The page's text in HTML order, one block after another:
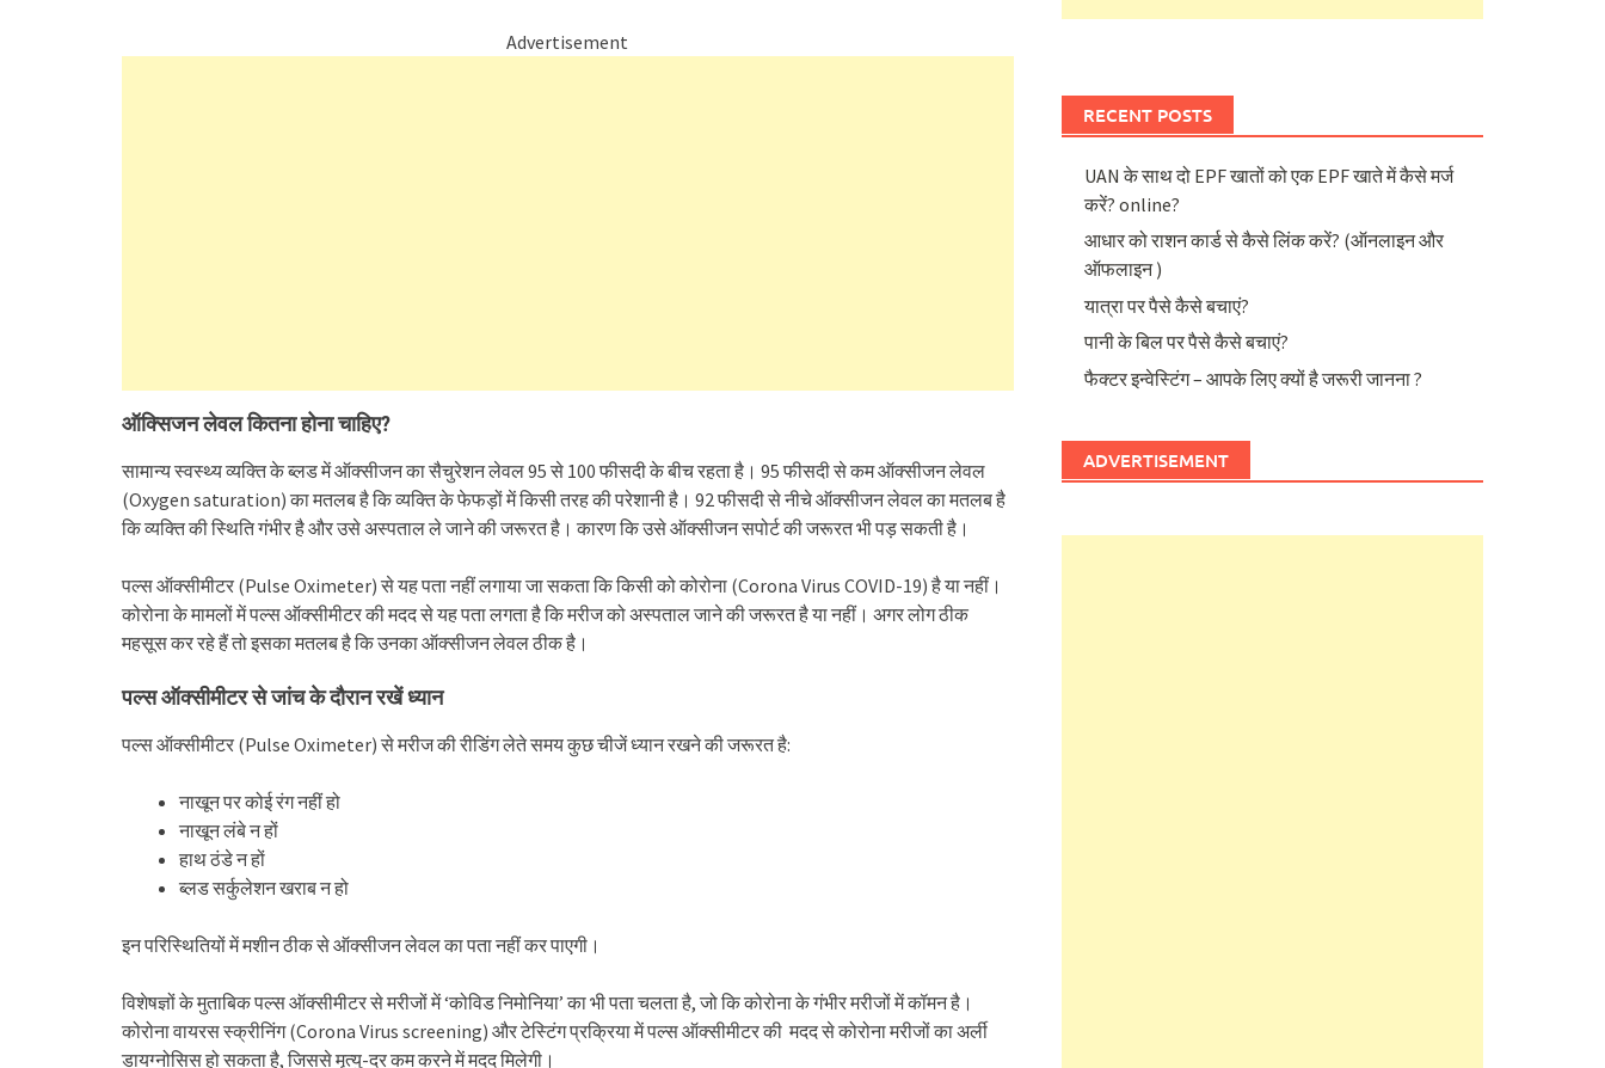
Advertisement
ऑक्सिजन लेवल कितना होना चाहिए?
सामान्य स्वस्थ्य व्यक्ति के ब्लड में ऑक्सीजन का सैचुरेशन लेवल 95 से 100 फीसदी के बीच रहता है। 95 फीसदी से कम ऑक्सीजन लेवल
(Oxygen saturation) का मतलब है कि व्यक्ति के फेफड़ों में किसी तरह की परेशानी है। 92 फीसदी से नीचे ऑक्सीजन लेवल का मतलब है
कि व्यक्ति की स्थिति गंभीर है और उसे अस्पताल ले जाने की जरूरत है। कारण कि उसे ऑक्सीजन सपोर्ट की जरूरत भी पड़ सकती है।
पल्स ऑक्सीमीटर (Pulse Oximeter) से यह पता नहीं लगाया जा सकता कि किसी को कोरोना (Corona Virus COVID-19) है या नहीं।
कोरोना के मामलों में पल्स ऑक्सीमीटर की मदद से यह पता लगता है कि मरीज को अस्पताल जाने की जरूरत है या नहीं। अगर लोग ठीक
महसूस कर रहे हैं तो इसका मतलब है कि उनका ऑक्सीजन लेवल ठीक है।
पल्स ऑक्सीमीटर से जांच के दौरान रखें ध्यान
पल्स ऑक्सीमीटर (Pulse Oximeter) से मरीज की रीडिंग लेते समय कुछ चीजें ध्यान रखने की जरूरत है:
नाखून पर कोई रंग नहीं हो
नाखून लंबे न हों
हाथ ठंडे न हों
ब्लड सर्कुलेशन खराब न हो
इन परिस्थितियों में मशीन ठीक से ऑक्सीजन लेवल का पता नहीं कर पाएगी।
विशेषज्ञों के मुताबिक पल्स ऑक्सीमीटर से मरीजों में ‘कोविड निमोनिया’ का भी पता चलता है, जो कि कोरोना के गंभीर मरीजों में कॉमन है।
कोरोना वायरस स्क्रीनिंग (Corona Virus screening) और टेस्टिंग प्रक्रिया में पल्स ऑक्सीमीटर की मदद से कोरोना मरीजों का अर्ली
डायग्नोसिस हो सकता है, जिससे मृत्यु-दर कम करने में मदद मिलेगी।
RECENT POSTS
UAN के साथ दो EPF खातों को एक EPF खाते में कैसे मर्ज
करें? online?
आधार को राशन कार्ड से कैसे लिंक करें? (ऑनलाइन और
ऑफलाइन )
यात्रा पर पैसे कैसे बचाएं?
पानी के बिल पर पैसे कैसे बचाएं?
फैक्टर इन्वेस्टिंग – आपके लिए क्यों है जरूरी जानना ?
ADVERTISEMENT